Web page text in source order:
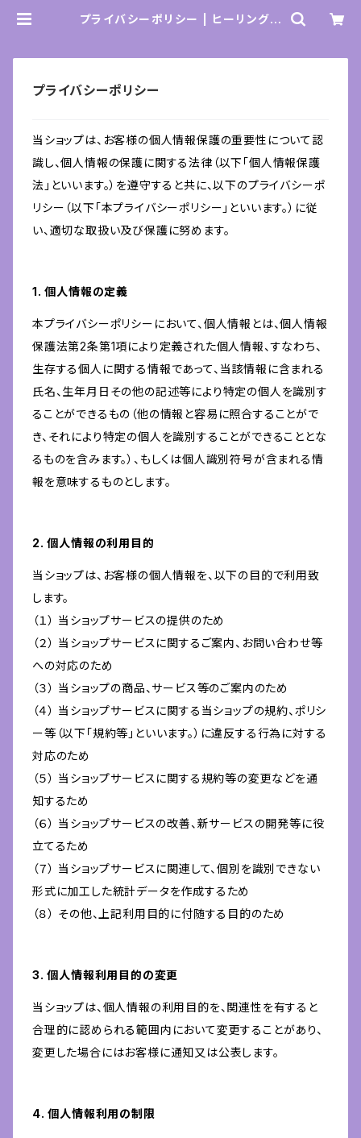
プライバシーポリシー | ヒーリングス
プライバシーポリシー
当ショップは、お客様の個人情報保護の重要性について認
識し、個人情報の保護に関する法律（以下「個人情報保護
法」といいます。）を遵守すると共に、以下のプライバシーポ
リシー（以下「本プライバシーポリシー」といいます。）に従
い、適切な取扱い及び保護に努めます。
1. 個人情報の定義
本プライバシーポリシーにおいて、個人情報とは、個人情報
保護法第2条第1項により定義された個人情報、すなわち、
生存する個人に関する情報であって、当該情報に含まれる
氏名、生年月日その他の記述等により特定の個人を識別す
ることができるもの（他の情報と容易に照合することがで
き、それにより特定の個人を識別することができることとな
るものを含みます。）、もしくは個人識別符号が含まれる情
報を意味するものとします。
2. 個人情報の利用目的
当ショップは、お客様の個人情報を、以下の目的で利用致
します。
（１） 当ショップサービスの提供のため
（２） 当ショップサービスに関するご案内、お問い合わせ等
への対応のため
（３） 当ショップの商品、サービス等のご案内のため
（４） 当ショップサービスに関する当ショップの規約、ポリシ
ー等（以下「規約等」といいます。）に違反する行為に対する
対応のため
（５） 当ショップサービスに関する規約等の変更などを通
知するため
（６） 当ショップサービスの改善、新サービスの開発等に役
立てるため
（７） 当ショップサービスに関連して、個別を識別できない
形式に加工した統計データを作成するため
（８） その他、上記利用目的に付随する目的のため
3. 個人情報利用目的の変更
当ショップは、個人情報の利用目的を、関連性を有すると
合理的に認められる範囲内において変更することがあり、
変更した場合にはお客様に通知又は公表します。
4. 個人情報利用の制限